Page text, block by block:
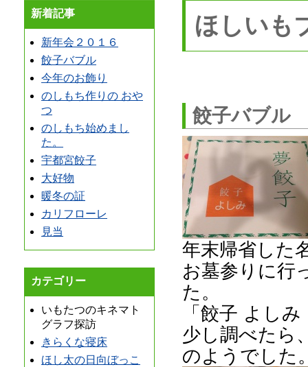
新着記事
新年会２０１６
餃子バブル
今年のお飾り
のしもち作りの おや
つ
のしもち始めまし
た。
宇都宮餃子
大好物
暖冬の証
カリフローレ
見当
カテゴリー
いもたつのキネマト
グラフ探訪
きらくな寝床
ほし太の日向ぼっこ
ほしいも
餃子バブル
年末帰省した
お墓参りに行
た。
「餃子 よし
少し調べたら
のようでした